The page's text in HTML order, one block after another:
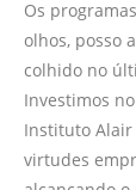
Os
olhos, posso
colhido no
Investimos
Instituto Alair
virtudes